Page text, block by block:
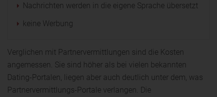
Nachrichten werden in die eigene Sprache übersetzt
keine Werbung
Verglichen mit Partnervermittlungen sind die Kosten
angemessen. Sie sind höher als bei vielen bekannten
Dating-Portalen, liegen aber auch deutlich unter dem, was
Partnervermittlungs-Portale verlangen. Die